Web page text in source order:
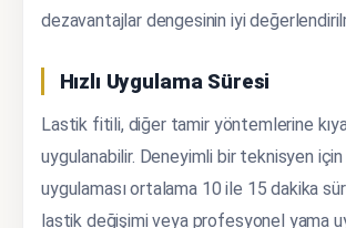
dezavantajlar dengesinin iyi
Hızlı Uygulama Süresi
Lastik fitili, diğer tamir yöntemlerine
uygulanabilir. Deneyimli bir teknisyen
uygulaması ortalama 10 ile 15 dakika
lastik değişimi veya profesyonel yama